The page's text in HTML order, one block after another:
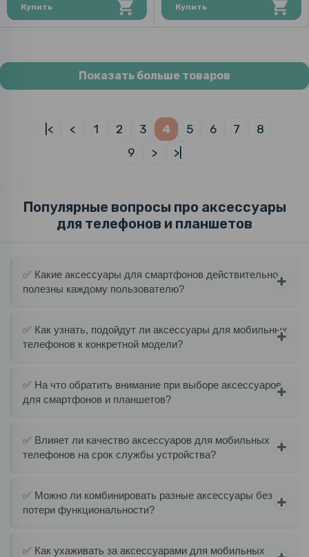
Купить Купить
Показать больше товаров
|< < 1 2 3 4 5 6 7
8
9
> >|
Популярные вопросы про аксессуары
для телефонов и планшетов
✅ Какие аксессуары для смартфонов действительно
полезны каждому пользователю?
✅ Как узнать, подойдут ли аксессуары для мобильных
телефонов к конкретной модели?
✅ На что обратить внимание при выборе аксессуаров
для смартфонов и планшетов?
✅ Влияет ли качество аксессуаров для мобильных
телефонов на срок службы устройства?
✅ Можно ли комбинировать разные аксессуары без
потери функциональности?
✅ Как ухаживать за аксессуарами для мобильных